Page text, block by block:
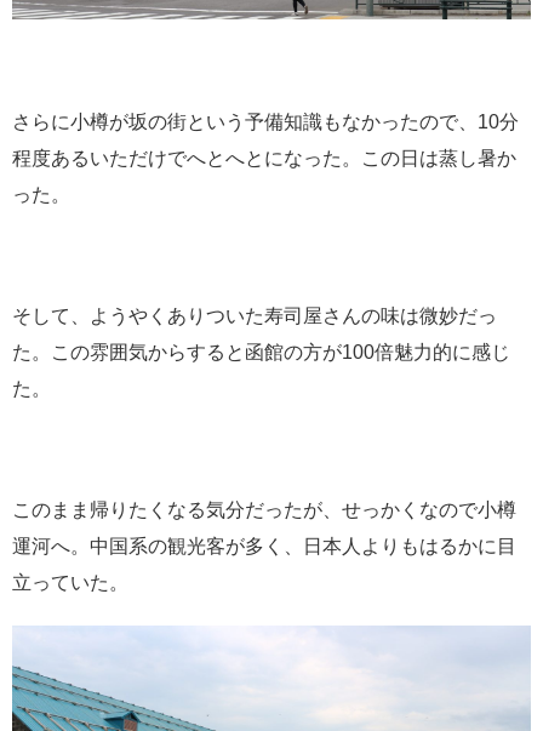
さらに小樽が坂の街という予備知識もなかったので、10分
程度あるいただけでへとへとになった。この日は蒸し暑か
った。
そして、ようやくありついた寿司屋さんの味は微妙だっ
た。この雰囲気からすると函館の方が100倍魅力的に感じ
た。
このまま帰りたくなる気分だったが、せっかくなので小樽
運河へ。中国系の観光客が多く、日本人よりもはるかに目
立っていた。